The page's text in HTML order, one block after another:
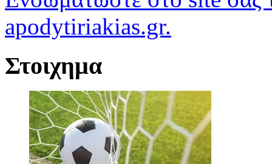
apodytiriakias.gr.
Στοιχημα